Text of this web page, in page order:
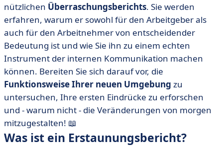
nützlichen Überraschungsberichts. Sie werden
erfahren, warum er sowohl für den Arbeitgeber als
auch für den Arbeitnehmer von entscheidender
Bedeutung ist und wie Sie ihn zu einem echten
Instrument der internen Kommunikation machen
können. Bereiten Sie sich darauf vor, die
Funktionsweise Ihrer neuen Umgebung zu
untersuchen, Ihre ersten Eindrücke zu erforschen
und - warum nicht - die Veränderungen von morgen
mitzugestalten! 📖
Was ist ein Erstaunungsbericht?